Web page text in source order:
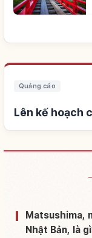
Quảng cáo
Lên kế hoạch
Tìm
Tìm trải
Matsushima,
Nhật Bản, là